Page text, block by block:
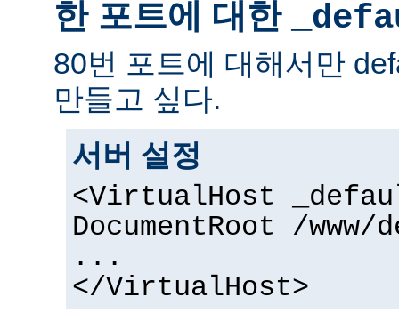
한 포트에 대한
80번 포트에 대해서만
만들고 싶다.
서버 설정
<VirtualHost
DocumentRoot /
...
</VirtualHost>